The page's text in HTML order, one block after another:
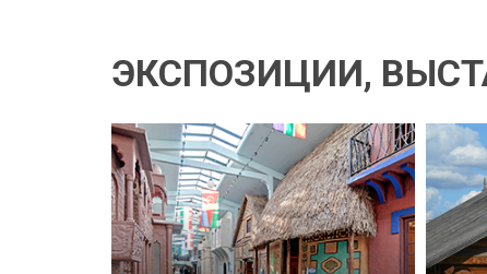
ЭКСПОЗИЦИИ,